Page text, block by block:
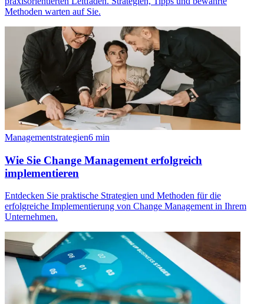
Methoden warten auf Sie.
Managementstrategien6 min
Wie Sie Change Management erfolgreich
implementieren
Entdecken Sie praktische Strategien und Methoden für die
erfolgreiche Implementierung von Change Management in Ihrem
Unternehmen.